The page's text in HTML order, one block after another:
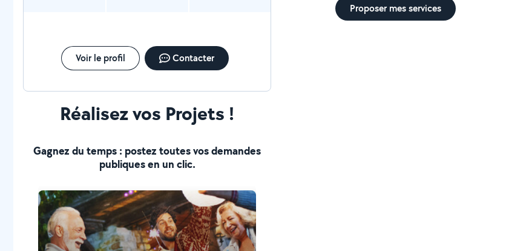
Voir le profil Contacter
Proposer mes services
Réalisez vos Projets !
Gagnez du temps : postez toutes vos demandes
publiques en un clic.